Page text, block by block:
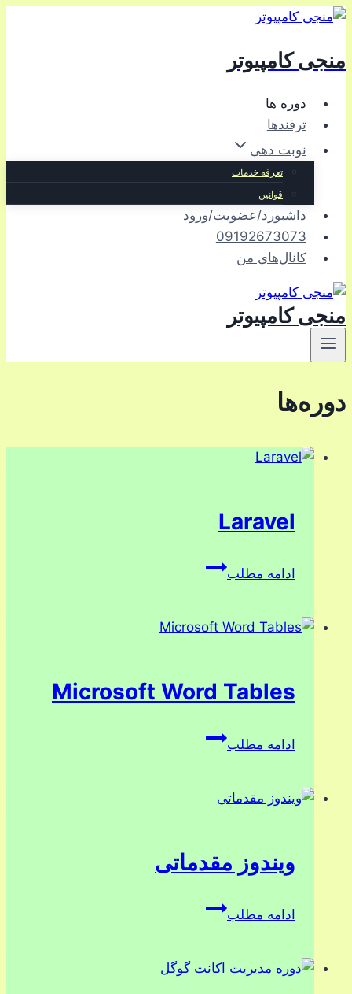
بازگشت
محتوا
منجی کامپیوتر
دوره ها
ترفندها
نوبت دهی
تعرفه خدمات
قوانین
داشبورد/عضویت/ورود
09192673073
کانال‌های من
منجی کامپیوتر
دوره‌ها
Laravel
ادامه مطلبLaravel
Microsoft Word Tables
ادامه مطلبMicrosoft
ویندوز مقدماتی
ادامه مطلبویندوز